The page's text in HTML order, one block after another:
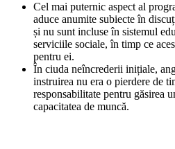
Cel mai puternic aspect al
aduce anumite subiecte în
și nu sunt incluse în sistemul
serviciile sociale, în timp ce
pentru ei.
În ciuda neîncrederii inițiale,
instruirea nu era o pierdere de
responsabilitate pentru găsirea
capacitatea de muncă.